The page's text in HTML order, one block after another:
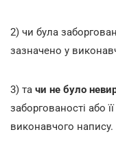
2) чи була
зазначено у
3) та чи не було
заборгованості або
виконавчого напису.